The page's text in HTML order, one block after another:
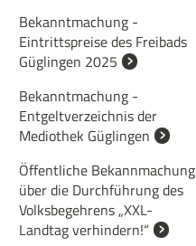
Bekanntmachung -
Eintrittspreise des Freibads
Güglingen 2025
Bekanntmachung -
Entgeltverzeichnis der
Mediothek Güglingen
Öffentliche Bekannmachung
über die Durchführung des
Volksbegehrens „XXL-
Landtag verhindern!“